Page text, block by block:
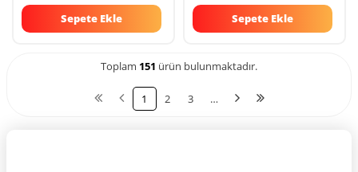
Sepete Ekle Sepete Ekle
Toplam 151 ürün bulunmaktadır.
1 2 3 …